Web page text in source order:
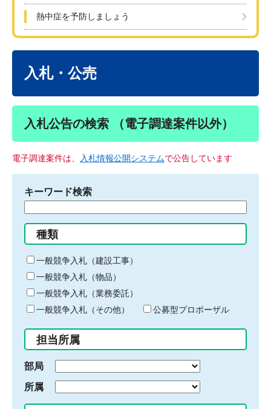
熱中症を予防しましょう
入札・公売
入札公告の検索 （電子調達案件以外）
電子調達案件は、 入札情報公開システムで公告しています
キーワード検索
る
キ
ー
ワ
ー
ド
入
力
種類
一般競争入札（建設工事）
一般競争入札（物品）
一般競争入札（業務委託）
一般競争入札（その他）
公募型プロポーザル
担当所属
部局
所属